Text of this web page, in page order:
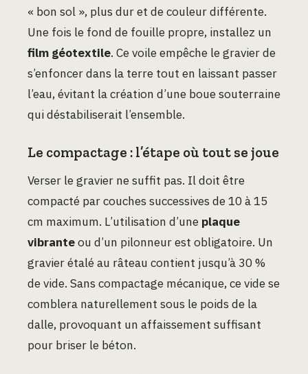
« bon sol », plus dur et de couleur différente.
Une fois le fond de fouille propre, installez un
film géotextile. Ce voile empêche le gravier de
s’enfoncer dans la terre tout en laissant passer
l’eau, évitant la création d’une boue souterraine
qui déstabiliserait l’ensemble.
Le compactage : l’étape où tout se joue
Verser le gravier ne suffit pas. Il doit être
compacté par couches successives de 10 à 15
cm maximum. L’utilisation d’une plaque
vibranteou d’un pilonneur est obligatoire. Un
gravier étalé au râteau contient jusqu’à 30 %
de vide. Sans compactage mécanique, ce vide se
comblera naturellement sous le poids de la
dalle, provoquant un affaissement suffisant
pour briser le béton.